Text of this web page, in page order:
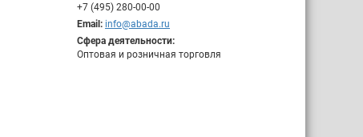
+7 (495) 280-00-00
Email: info@abada.ru
Сфера деятельности:
Оптовая и розничная торговля